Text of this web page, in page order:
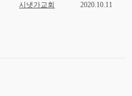
시냇가교회 2020.10.11